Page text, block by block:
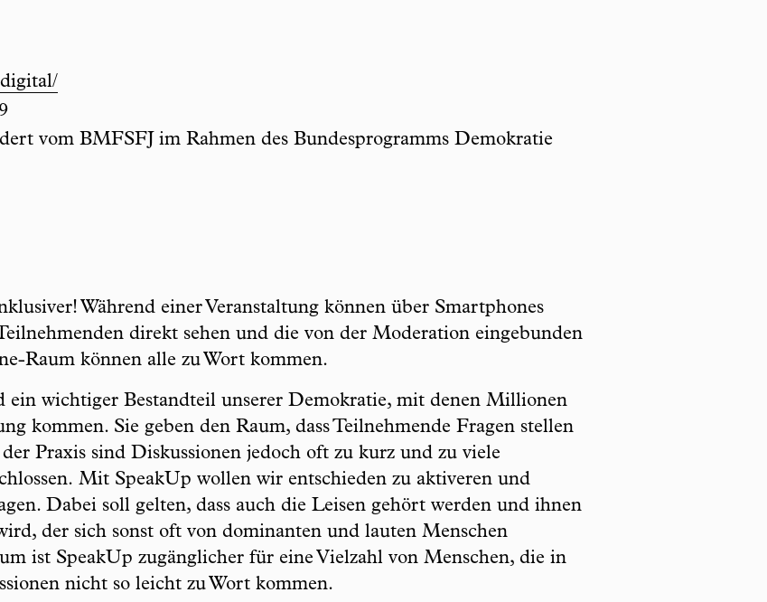
vom BMFSFJ im Rahmen des Bundesprogramms Demokratie
Während einer Veranstaltung können über Smartphones
direkt sehen und die von der Moderation eingebunden
Raum können alle zu Wort kommen.
ein wichtiger Bestandteil unserer Demokratie, mit denen Millionen
kommen. Sie geben den Raum, dass Teilnehmende Fragen stellen
Praxis sind Diskussionen jedoch oft zu kurz und zu viele
Mit SpeakUp wollen wir entschieden zu aktiveren und
Dabei soll gelten, dass auch die Leisen gehört werden und ihnen
der sich sonst oft von dominanten und lauten Menschen
ist SpeakUp zugänglicher für eine Vielzahl von Menschen, die in
nicht so leicht zu Wort kommen.